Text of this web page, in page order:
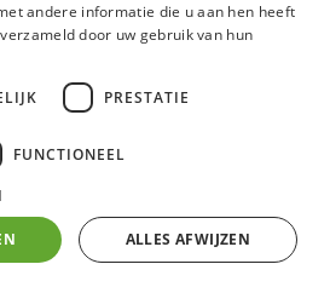
- Project &
FRENCH
andere informatie die u aan hen heeft
door uw gebruik van hun
PRESTATIE
FUNCTIONEEL
ALLES AFWIJZEN